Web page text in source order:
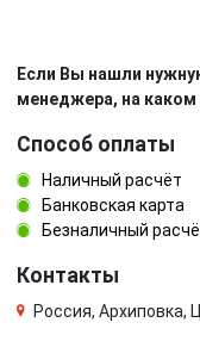
Если Вы нашли
менеджера, на каком
Способ оплаты
Наличный расчёт
Банковская карта
Безналичный
Контакты
Россия, Архиповка,